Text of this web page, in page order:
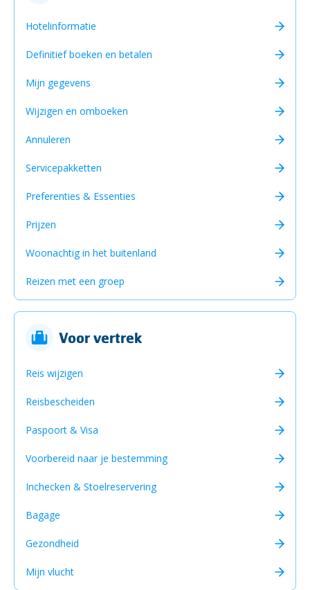
Hotelinformatie
Definitief boeken en betalen
Mijn gegevens
Wijzigen en omboeken
Annuleren
Servicepakketten
Preferenties & Essenties
Prijzen
Woonachtig in het buitenland
Reizen met een groep
Voor vertrek
Reis wijzigen
Reisbescheiden
Paspoort & Visa
Voorbereid naar je bestemming
Inchecken & Stoelreservering
Bagage
Gezondheid
Mijn vlucht